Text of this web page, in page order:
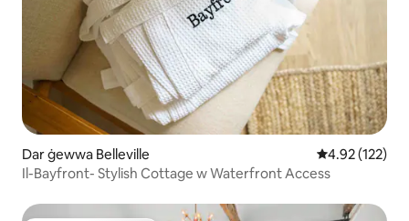
Dar ġewwa Belleville Rating medju
4.92 (122)
Il-Bayfront- Stylish Cottage w Waterfront Access